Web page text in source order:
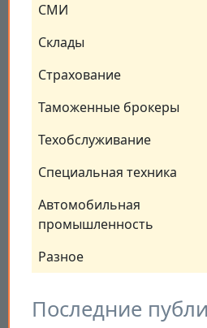
СМИ
Склады
Страхование
Таможенные брокеры
Техобслуживание
Специальная техника
Автомобильная
промышленность
Разное
Последние